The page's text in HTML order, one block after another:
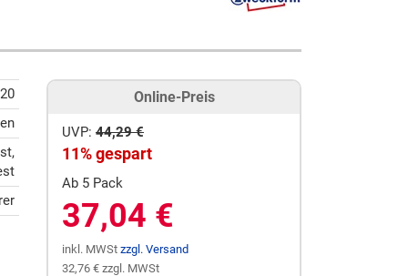
Online-Preis
UVP: 44,29 €
11% gespart
Ab 5 Pack
37,04 €
inkl. MWSt zzgl. Versand
32,76 € zzgl. MWSt